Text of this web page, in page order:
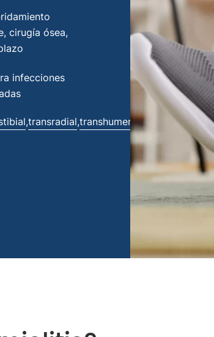
cirugía ósea,
infecciones
,transradial,transhumeral.